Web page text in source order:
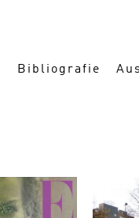
Bibliografie